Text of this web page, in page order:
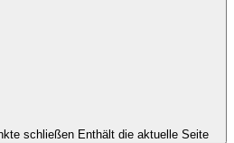
schließen Enthält die aktuelle Seite